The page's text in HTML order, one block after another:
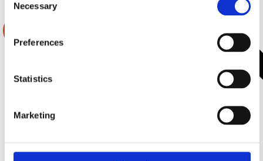
Selection
Necessary
Preferences
Statistics
Marketing
2 varianter